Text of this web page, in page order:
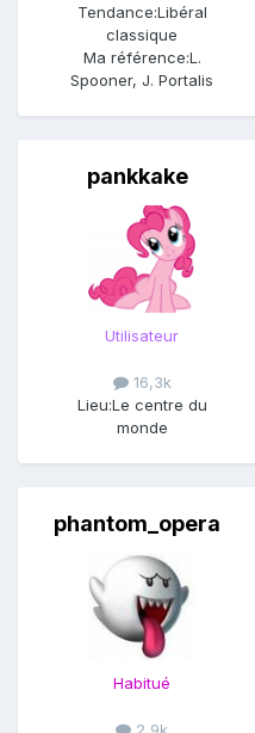
Tendance:Libéral
classique
Ma référence:L.
Spooner, J. Portalis
pankkake
Utilisateur
16,3k
Lieu:Le centre du
monde
phantom_opera
Habitué